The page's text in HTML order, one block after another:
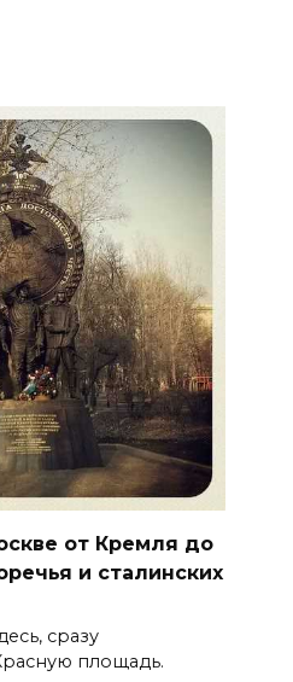
от Кремля до
и сталинских
сразу
площадь.